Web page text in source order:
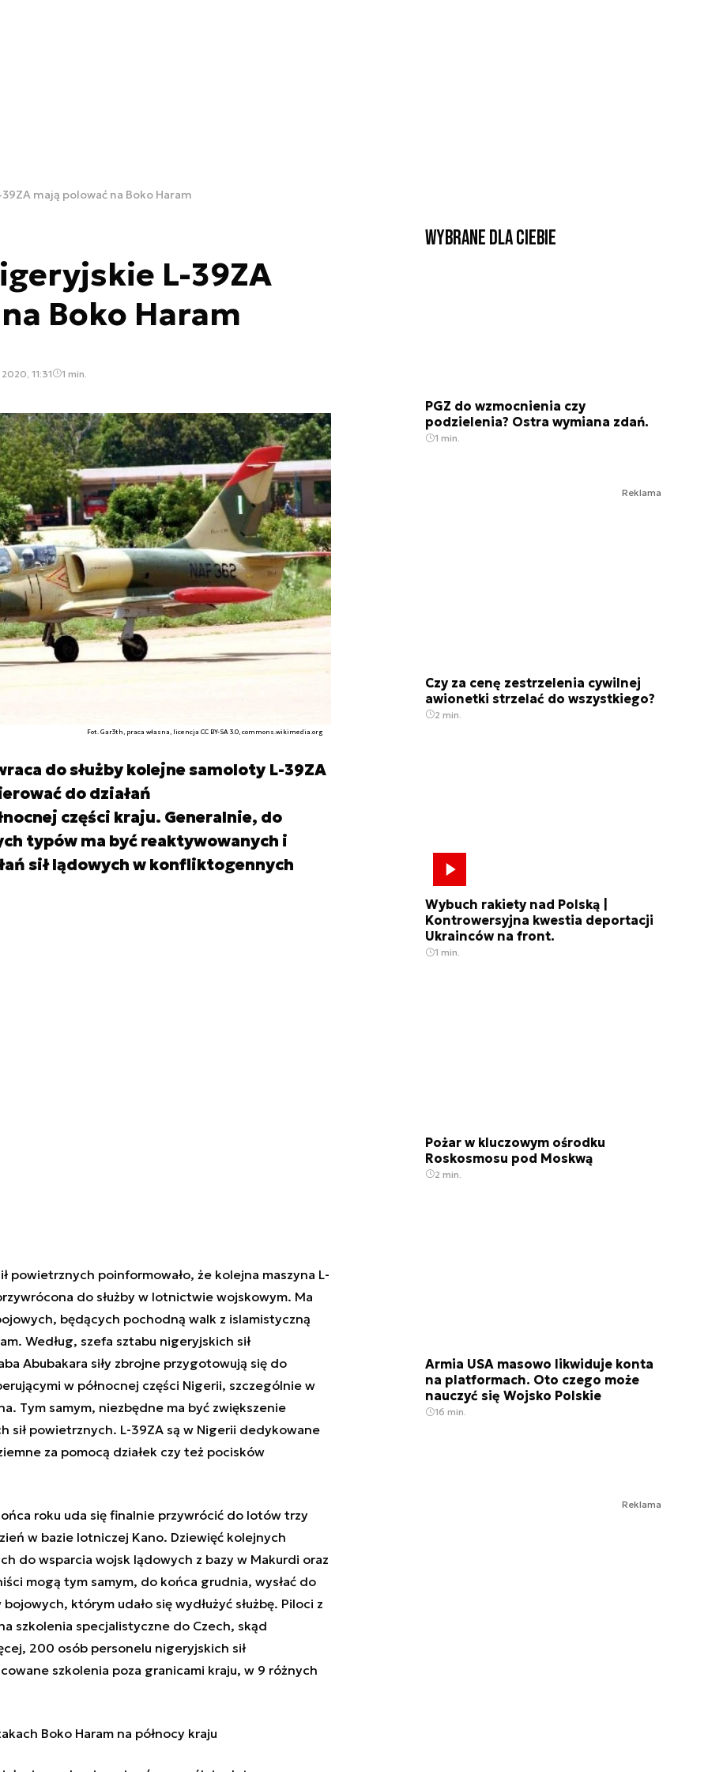
mają polować na Boko Haram
L-39ZA
Boko Haram
11:31 1 min.
Fot. Gar3th, praca własna, licencja CC BY-SA 3.0, commons.wikimedia.org
do służby kolejne samoloty L-39ZA
do działań
części kraju. Generalnie, do
typów ma być reaktywowanych i
sił lądowych w konfliktogennych
poinformowało, że kolejna maszyna L-
do służby w lotnictwie wojskowym. Ma
będących pochodną walk z islamistyczną
Według, szefa sztabu nigeryjskich sił
Abubakara siły zbrojne przygotowują się do
w północnej części Nigerii, szczególnie w
Tym samym, niezbędne ma być zwiększenie
sił powietrznych. L-39ZA są w Nigerii dedykowane
za pomocą działek czy też pocisków
roku uda się finalnie przywrócić do lotów trzy
w bazie lotniczej Kano. Dziewięć kolejnych
do wsparcia wojsk lądowych z bazy w Makurdi oraz
mogą tym samym, do końca grudnia, wysłać do
którym udało się wydłużyć służbę. Piloci z
szkolenia specjalistyczne do Czech, skąd
200 osób personelu nigeryjskich sił
szkolenia poza granicami kraju, w 9 różnych
Boko Haram na północy kraju
Wybrane dla Ciebie
PGZ do wzmocnienia czy
podzielenia? Ostra wymiana zdań.
1 min.
Reklama
Czy za cenę zestrzelenia cywilnej
awionetki strzelać do wszystkiego?
2 min.
Wybuch rakiety nad Polską |
Kontrowersyjna kwestia deportacji
Ukrainców na front.
1 min.
Pożar w kluczowym ośrodku
Roskosmosu pod Moskwą
2 min.
Armia USA masowo likwiduje konta
na platformach. Oto czego może
nauczyć się Wojsko Polskie
16 min.
Reklama